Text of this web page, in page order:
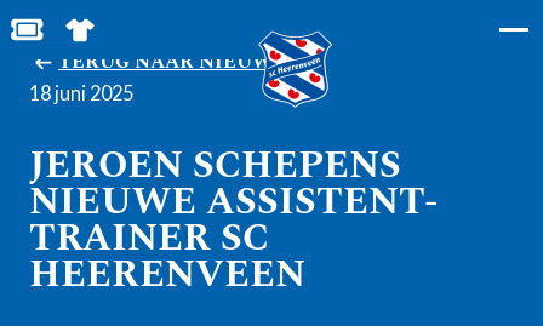
BESTEL JOUW TICKETS
SHOP IN DE FEANSTORE
TERUG NAAR NIEUWS
18 juni 2025
JEROEN SCHEPENS
NIEUWE ASSISTENT-
TRAINER SC
HEERENVEEN